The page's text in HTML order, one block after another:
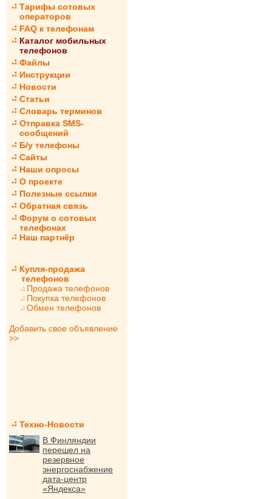
Тарифы сотовых
операторов
FAQ к телефонам
Каталог мобильных
телефонов
Файлы
Инструкции
Новости
Статьи
Словарь терминов
Отправка SMS-
сообщений
Б/у телефоны
Сайты
Наши опросы
О проекте
Полезные ссылки
Обратная связь
Форум о сотовых
телефонах
Наш партнёр
Купля-продажа
телефонов
Продажа телефонов
Покупка телефонов
Обмен телефонов
Добавить свое объявление
>>
Техно-Новости
В Финляндии
перешел на
резервное
энергоснабжение
дата-центр
«Яндекса»